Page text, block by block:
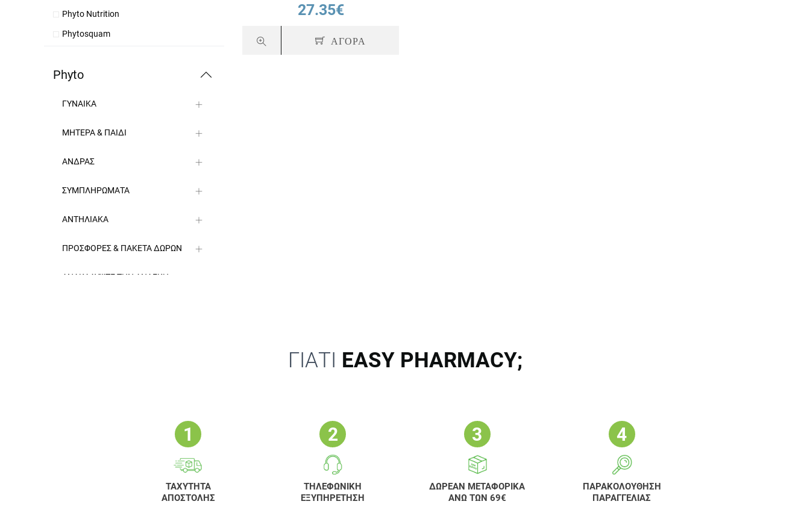
Phyto Nutrition
Phytosquam
Phytospecific
Phytocolor
Phytolaque
Boucles Intenses
Phyto
ΓΥΝΑΙΚΑ
ΜΗΤΕΡΑ & ΠΑΙΔΙ
ΑΝΔΡΑΣ
ΣΥΜΠΛΗΡΩΜΑΤΑ
ΑΝΤΗΛΙΑΚΑ
ΠΡΟΣΦΟΡΕΣ & ΠΑΚΕΤΑ ΔΩΡΩΝ
ΑΝΑΚΑΛΥΨΤΕ ΤΗΝ ΑΝΑΓΚΗ
27.35€
ΑΓΟΡΑ
ΓΙΑΤΙ EASY PHARMACY;
ΤΑΧΥΤΗΤΑ
ΑΠΟΣΤΟΛΗΣ
ΤΗΛΕΦΩΝΙΚΗ
ΕΞΥΠΗΡΕΤΗΣΗ
ΔΩΡΕΑΝ ΜΕΤΑΦΟΡΙΚΑ
ΑΝΩ ΤΩΝ 69€
ΠΑΡΑΚΟΛΟΥΘΗΣΗ
ΠΑΡΑΓΓΕΛΙΑΣ